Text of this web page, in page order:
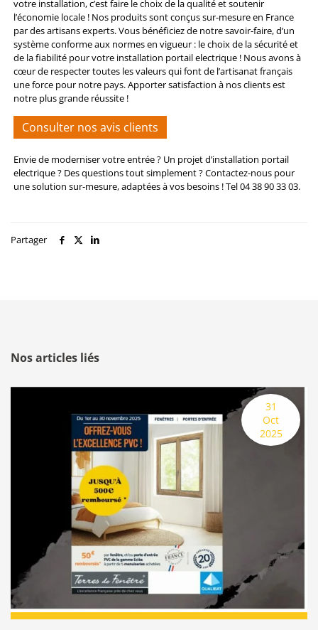
votre installation, c’est faire le choix de la qualité et soutenir
l’économie locale ! Nos produits sont conçus sur-mesure en France
par des artisans experts. Vous bénéficiez de notre savoir-faire, d’un
système conforme aux normes en vigueur : le choix de la sécurité et
de la fiabilité pour votre installation portail electrique ! Nous avons à
cœur de respecter toutes les valeurs qui font de l’artisanat français
une force pour notre pays. Apporter satisfaction à nos clients est
notre plus grande réussite !
Consulter nos avis clients
Envie de moderniser votre entrée ? Un projet d’installation portail
electrique ? Des questions tout simplement ?Contactez-nous pour
une solution sur-mesure, adaptées à vos besoins ! Tel 04 38 90 33 03.
Partager
Nos articles liés
31 octobre 2025
31
Oct
2025